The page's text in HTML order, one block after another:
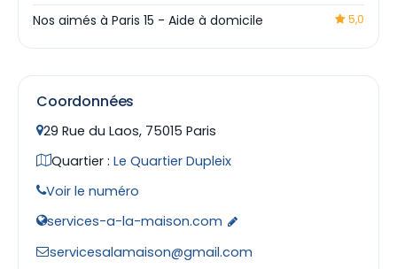
Nos aimés à Paris 15 - Aide à domicile 5,0
Coordonnées
29 Rue du Laos, 75015 Paris
Quartier : Le Quartier Dupleix
Voir le numéro
services-a-la-maison.com
servicesalamaison@gmail.com